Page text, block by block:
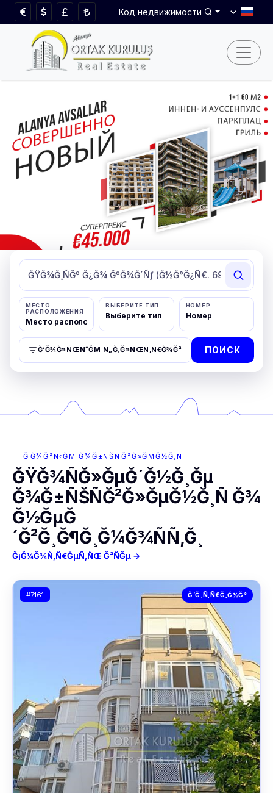
Код недвижимости
МЕСТО
РАСПОЛОЖЕНИЯ
ВЫБЕРИТЕ ТИП НОМЕР
Ğ‘Ğ¾Ğ»ÑŒÑˆĞΜ Ñ„Ğ¸Ğ»ÑŒÑ‚Ñ€Ğ¾Ğ² ПОИСК
ĞĞ¾Ğ²Ñ‹ĞΜ Ğ¾Ğ±ÑŠÑĞ²Ğ»ĞΜĞ½Ğ¸Ñ
ĞŸĞ¾ÑĞ»ĞµĞ´Ğ½Ğ¸Ğµ
Ğ¾Ğ±ÑŠÑĞ²Ğ»ĞµĞ½Ğ¸Ñ Ğ¾
Ğ½ĞµĞ
´Ğ²Ğ¸Ğ¶Ğ¸Ğ¼Ğ¾ÑÑ‚Ğ¸
Ğ¡Ğ¼Ğ¾Ñ‚Ñ€ĞµÑ‚ÑŒ Ğ²ÑĞµ →
Ğ’Ğ¸Ñ‚Ñ€Ğ¸Ğ½Ğ°
#7161